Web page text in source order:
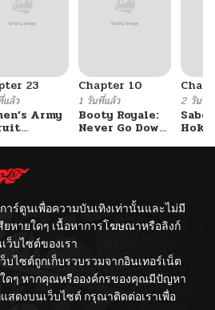
23
ล้ว
Army
Chapter 10
1 วันที่แล้ว
Booty Royale:
Never Go Down
2 วันที่แ
าร์ตูนเพื่อความบันเทิงเท่านั้นและไม่มี
หายใดๆ เนื้อหาการโฆษณาหรือลิงก์
บไซต์ของเรา
ไซต์ถูกเก็บรวบรวมจากอินเทอร์เน็ต
ใดๆ หากคุณหรือองค์กรของคุณมีปัญหา
สดงบนเว็บไซต์ กรุณาติดต่อเราเพื่อ